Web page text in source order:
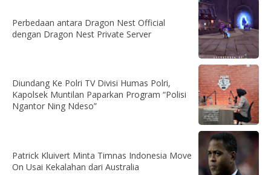
Perbedaan antara Dragon Nest Official
dengan Dragon Nest Private Server
Diundang Ke Polri TV Divisi Humas Polri,
Kapolsek Muntilan Paparkan Program “Polisi
Ngantor Ning Ndeso”
Patrick Kluivert Minta Timnas Indonesia Move
On Usai Kekalahan dari Australia